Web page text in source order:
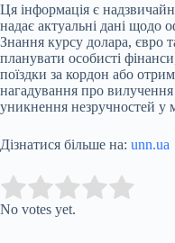
Ця інформація є
надає актуальні дані щодо
Знання курсу долара, євро
планувати особисті
поїздки за кордон або
нагадування про
уникнення незручностей у
Дізнатися більше на: unn.ua
Rate this item:
No votes yet.